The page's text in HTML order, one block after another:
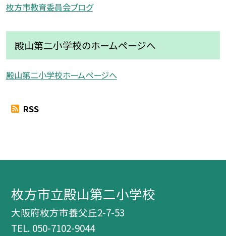
枚方市教育委員会ブログ
殿山第二小学校のホームページへ
殿山第二小学校ホームページへ
RSS
枚方市立殿山第二小学校
大阪府枚方市養父丘2-7-53
TEL. 050-7102-9044